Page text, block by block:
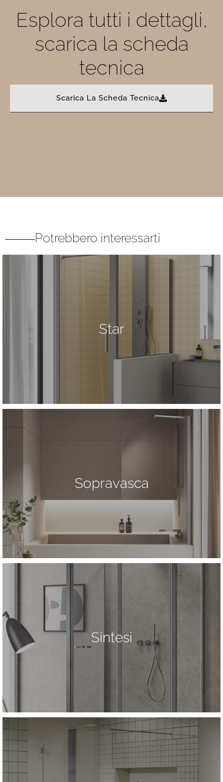
Esplora tutti i dettagli,
scarica la scheda
tecnica
Scarica La Scheda Tecnica
Potrebbero interessarti
Star
Sopravasca
Sintesi